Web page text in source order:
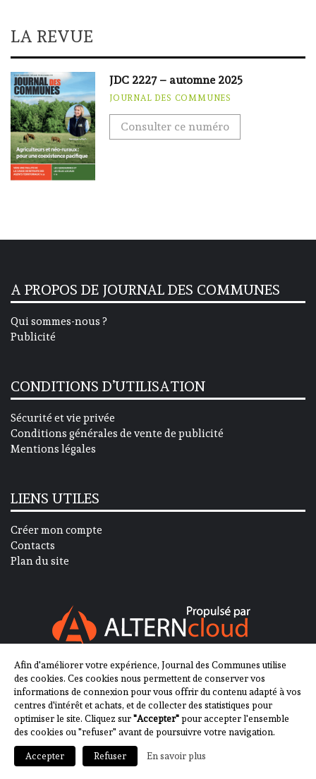
LA REVUE
JDC 2227 – automne 2025
JOURNAL DES COMMUNES
Consulter ce numéro
A PROPOS DE JOURNAL DES COMMUNES
Qui sommes-nous ?
Publicité
CONDITIONS D’UTILISATION
Sécurité et vie privée
Conditions générales de vente de publicité
Mentions légales
LIENS UTILES
Créer mon compte
Contacts
Plan du site
SUIVEZ-NOUS SUR
2013-2023 - Journal des Communes ©
Afin d'améliorer votre expérience, Journal des Communes utilise
des cookies. Ces cookies nous permettent de conserver vos
informations de connexion pour vous offrir du contenu adapté à vos
centres d'intérêt et achats, et de collecter des statistiques pour
optimiser le site. Cliquez sur"Accepter"pour accepter l'ensemble
des cookies ou "refuser" avant de poursuivre votre navigation.
Accepter Refuser En savoir plus